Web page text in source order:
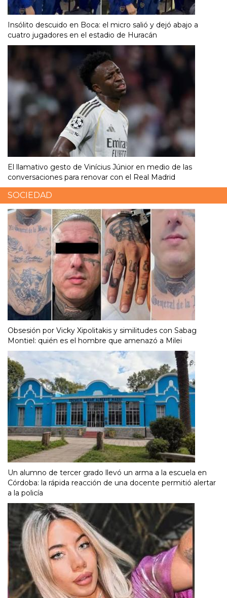
Insólito descuido en Boca: el micro salió y dejó abajo a
cuatro jugadores en el estadio de Huracán
El llamativo gesto de Vinícius Júnior en medio de las
conversaciones para renovar con el Real Madrid
SOCIEDAD
Obsesión por Vicky Xipolitakis y similitudes con Sabag
Montiel: quién es el hombre que amenazó a Milei
Un alumno de tercer grado llevó un arma a la escuela en
Córdoba: la rápida reacción de una docente permitió alertar
a la policía